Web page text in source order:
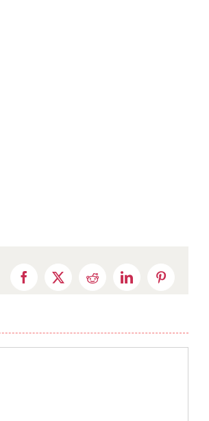
Facebook
X RedditLinkedInPinterest